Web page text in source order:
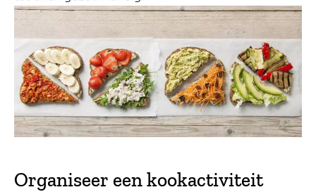
Organiseer een kookactiviteit